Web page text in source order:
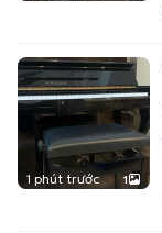
1 phút trước 1